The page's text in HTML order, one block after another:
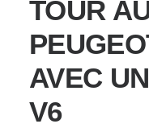
TOUR
AVEC
V6